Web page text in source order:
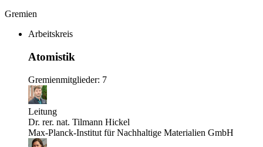
Gremien
Arbeitskreis
Atomistik
Gremienmitglieder: 7
Leitung
Dr. rer. nat. Tilmann Hickel
Max-Planck-Institut für Nachhaltige Materialien GmbH